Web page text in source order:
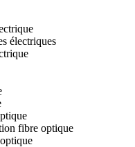
électriques
fibre optique